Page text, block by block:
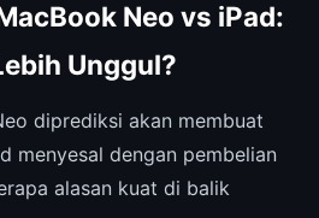
Neo vs iPad:
Unggul?
diprediksi akan membuat
menyesal dengan pembelian
alasan kuat di balik